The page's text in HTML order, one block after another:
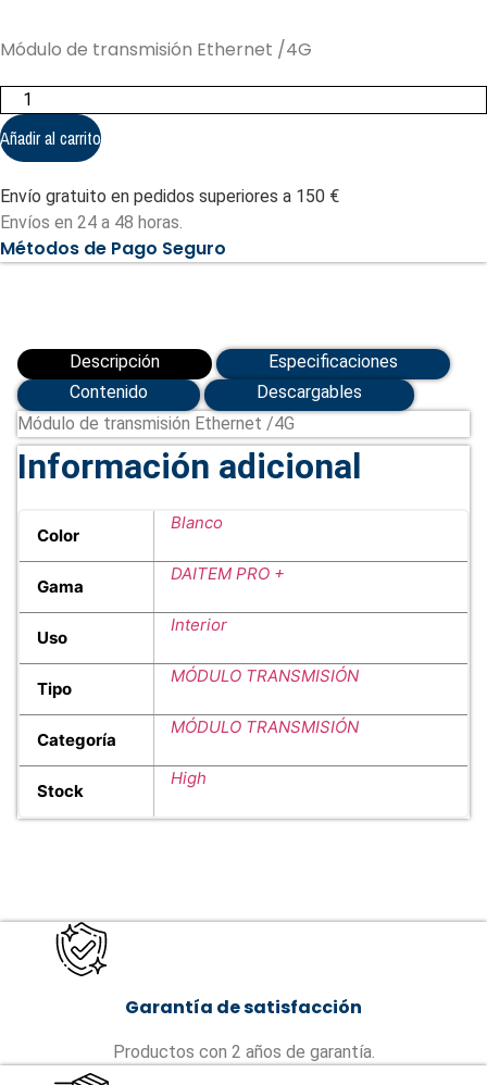
Módulo de transmisión Ethernet /4G
Módulo
de
transmisión
Ethernet
/4G
cantidad
Añadir al carrito
Envío gratuito en pedidos superiores a 150 €
Envíos en 24 a 48 horas.
Métodos de Pago Seguro
Descripción
Especificaciones
Contenido
Descargables
Módulo de transmisión Ethernet /4G
Información adicional
Color
Blanco
Gama
DAITEM PRO +
Uso
Interior
Tipo
MÓDULO TRANSMISIÓN
Categoría
MÓDULO TRANSMISIÓN
Stock
High
Garantía de satisfacción
Productos con 2 años de garantía.